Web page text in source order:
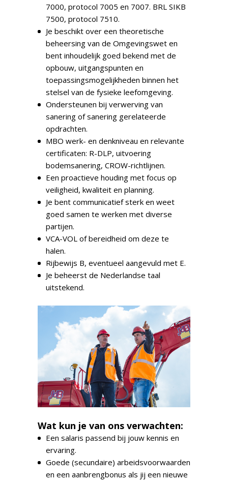
7000, protocol 7005 en 7007. BRL SIKB
7500, protocol 7510.
Je beschikt over een theoretische
beheersing van de Omgevingswet en
bent inhoudelijk goed bekend met de
opbouw, uitgangspunten en
toepassingsmogelijkheden binnen het
stelsel van de fysieke leefomgeving.
Ondersteunen bij verwerving van
sanering of sanering gerelateerde
opdrachten.
MBO werk- en denkniveau en relevante
certificaten: R-DLP, uitvoering
bodemsanering, CROW-richtlijnen.
Een proactieve houding met focus op
veiligheid, kwaliteit en planning.
Je bent communicatief sterk en weet
goed samen te werken met diverse
partijen.
VCA-VOL of bereidheid om deze te
halen.
Rijbewijs B, eventueel aangevuld met E.
Je beheerst de Nederlandse taal
uitstekend.
Wat kun je van ons verwachten:
Een salaris passend bij jouw kennis en
ervaring.
Goede (secundaire) arbeidsvoorwaarden
en een aanbrengbonus als jij een nieuwe